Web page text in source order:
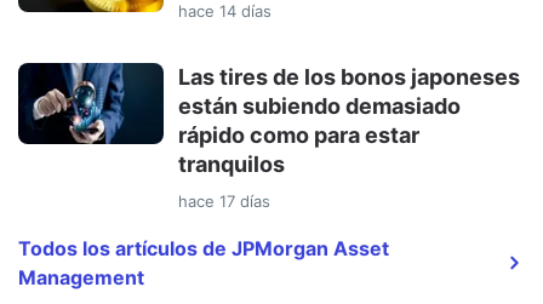
hace 14 días
Las tires de los bonos japoneses
están subiendo demasiado
rápido como para estar
tranquilos
hace 17 días
Todos los artículos de JPMorgan Asset
Management